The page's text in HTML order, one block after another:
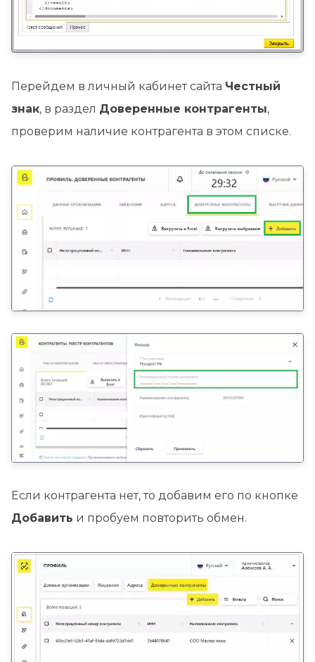
Перейдем в личный кабинет сайта Честный
знак, в раздел Доверенные контрагенты,
проверим наличие контрагента в этом списке.
Если контрагента нет, то добавим его по кнопке
Добавить и пробуем повторить обмен.